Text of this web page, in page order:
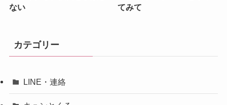
ない
てみて
カテゴリー
LINE・連絡